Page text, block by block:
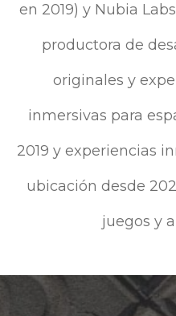
en 2019) y Nubia
productora de
originales y
inmersivas para
2019 y experiencias
ubicación desde
juegos y